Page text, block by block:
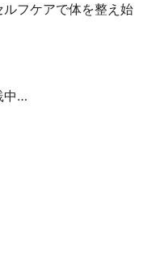
フケアで体を整え始
中…